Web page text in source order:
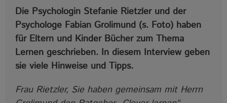
Die Psychologin Stefanie Rietzler und der
Psychologe Fabian Grolimund (s. Foto) haben
für Eltern und Kinder Bücher zum Thema
Lernen geschrieben. In diesem Interview geben
sie viele Hinweise und Tipps.
Frau Rietzler, Sie haben gemeinsam mit Herrn